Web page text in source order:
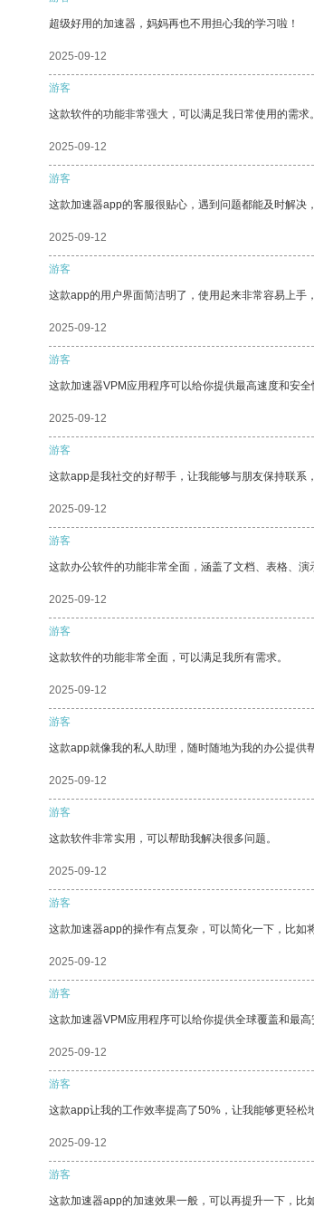
超级好用的加速器，妈妈再也不用担心我的学习啦！
2025-09-12
游客
这款软件的功能非常强大，可以满足我日常使用的需求。
2025-09-12
游客
这款加速器app的客服很贴心，遇到问题都能及时解决
2025-09-12
游客
这款app的用户界面简洁明了，使用起来非常容易上手
2025-09-12
游客
这款加速器VPM应用程序可以给你提供最高速度和安全
2025-09-12
游客
这款app是我社交的好帮手，让我能够与朋友保持联系
2025-09-12
游客
这款办公软件的功能非常全面，涵盖了文档、表格、
2025-09-12
游客
这款软件的功能非常全面，可以满足我所有需求。
2025-09-12
游客
这款app就像我的私人助理，随时随地为我的办公提供
2025-09-12
游客
这款软件非常实用，可以帮助我解决很多问题。
2025-09-12
游客
这款加速器app的操作有点复杂，可以简化一下，比如
2025-09-12
游客
这款加速器VPM应用程序可以给你提供全球覆盖和最高
2025-09-12
游客
这款app让我的工作效率提高了50%，让我能够更轻松
2025-09-12
游客
这款加速器app的加速效果一般，可以再提升一下，比